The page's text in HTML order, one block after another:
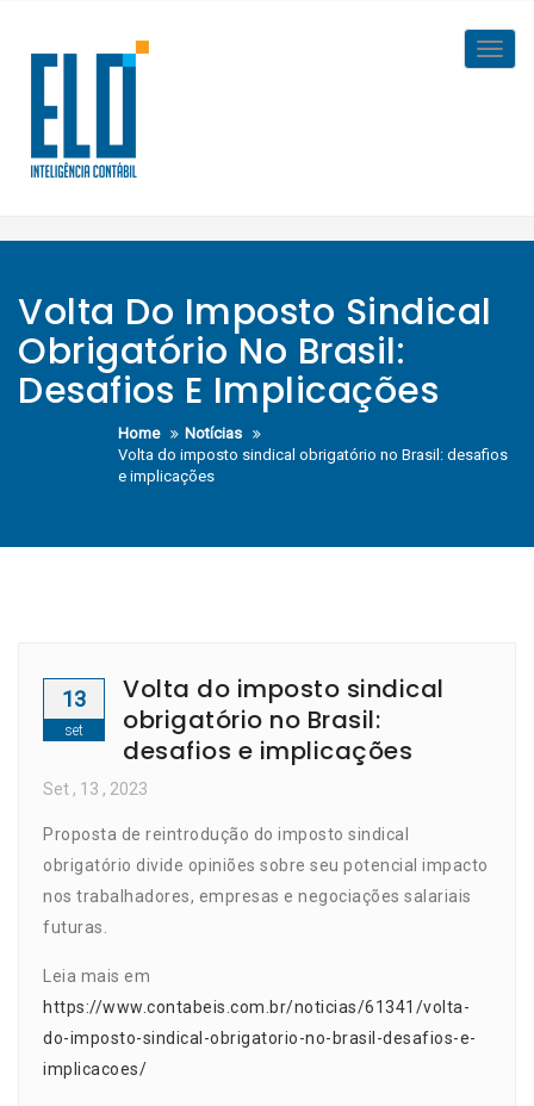
content
Volta Do Imposto Sindical
Obrigatório No Brasil:
Desafios E Implicações
Home
Notícias
Volta do imposto sindical obrigatório no Brasil: desafios
e implicações
13
set
Volta do imposto sindical
obrigatório no Brasil:
desafios e implicações
Set , 13 , 2023
Proposta de reintrodução do imposto sindical
obrigatório divide opiniões sobre seu potencial impacto
nos trabalhadores, empresas e negociações salariais
futuras.
Leia mais em
https://www.contabeis.com.br/noticias/61341/volta-
do-imposto-sindical-obrigatorio-no-brasil-desafios-e-
implicacoes/